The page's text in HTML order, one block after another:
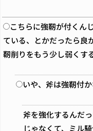
こちらに強靭が付くん
ている、とかだったら良
靭削りをもう少し弱くす
いや、斧は強靭付
斧を強化するんだ
じゃなくて、ミル